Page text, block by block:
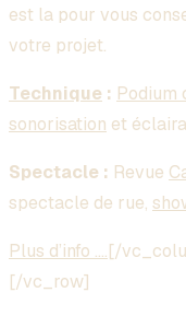
est la pour vous
votre projet.
Technique : Podium
sonorisation et
Spectacle : Revue
spectacle de rue,
Plus d’info ….[/
[/vc_row]